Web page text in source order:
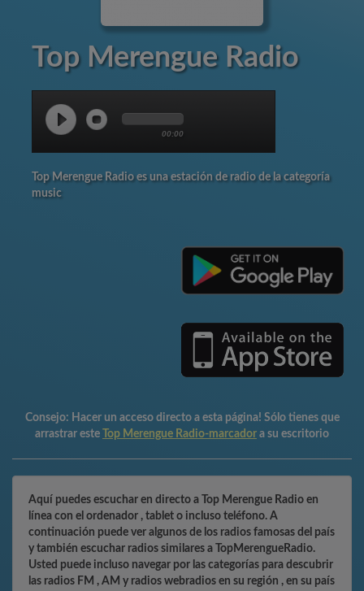
Top Merengue Radio
00:00
Top Merengue Radio es una estación de radio de la categoría
music
Consejo: Hacer un acceso directo a esta página! Sólo tienes que
arrastrar este
Top Merengue Radio-marcador a su escritorio
Aquí puedes escuchar en directo a Top Merengue Radio en
línea con el ordenador , tablet o incluso teléfono. A
continuación puede ver algunos de los radios famosas del país
y también escuchar radios similares a TopMerengueRadio.
Usted puede incluso navegar por las categorías para descubrir
las radios FM , AM y radios webradios en su región , en su país